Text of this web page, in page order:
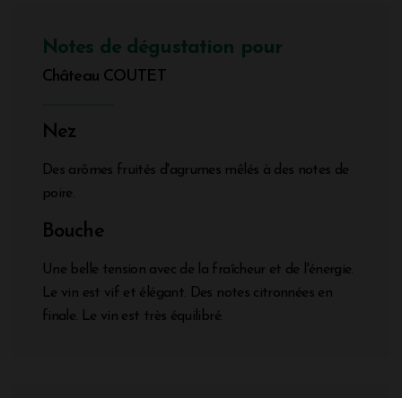
Notes de dégustation pour
Château COUTET
Nez
Des arômes fruités d'agrumes mêlés à des notes de
poire.
Bouche
Une belle tension avec de la fraîcheur et de l'énergie.
Le vin est vif et élégant. Des notes citronnées en
finale. Le vin est très équilibré.